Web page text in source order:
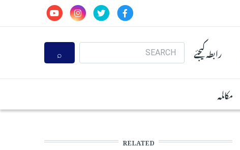
رابطہ کیجئے
Search
مکالمہ
RELATED